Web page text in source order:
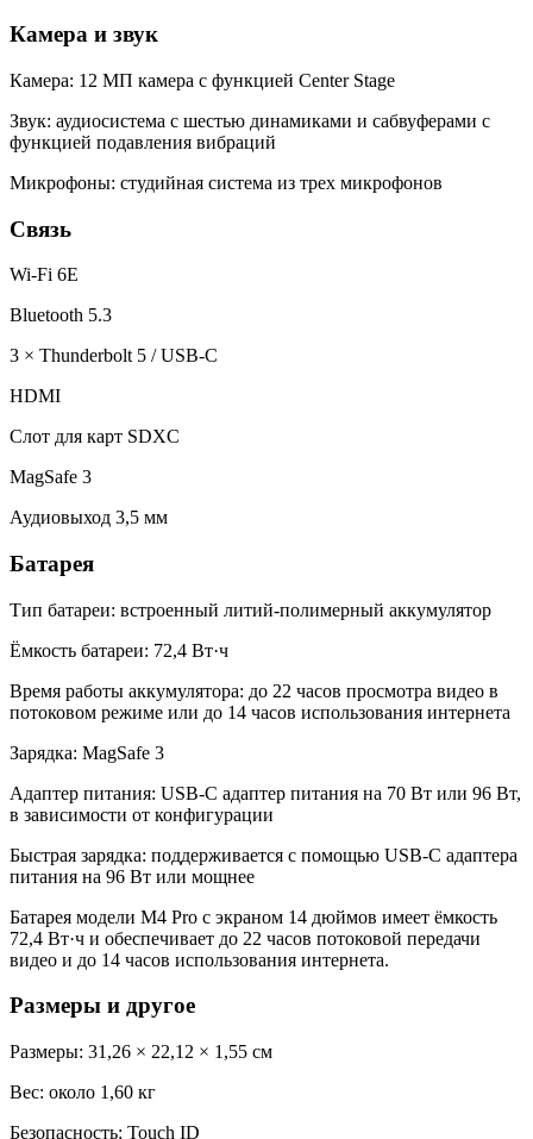
Камера и звук
Камера: 12 МП камера с функцией Center Stage
Звук: аудиосистема с шестью динамиками и сабвуферами с
функцией подавления вибраций
Микрофоны: студийная система из трех микрофонов
Связь
Wi-Fi 6E
Bluetooth 5.3
3 × Thunderbolt 5 / USB-C
HDMI
Слот для карт SDXC
MagSafe 3
Аудиовыход 3,5 мм
Батарея
Тип батареи: встроенный литий-полимерный аккумулятор
Ёмкость батареи: 72,4 Вт·ч
Время работы аккумулятора: до 22 часов просмотра видео в
потоковом режиме или до 14 часов использования интернета
Зарядка: MagSafe 3
Адаптер питания: USB-C адаптер питания на 70 Вт или 96 Вт,
в зависимости от конфигурации
Быстрая зарядка: поддерживается с помощью USB-C адаптера
питания на 96 Вт или мощнее
Батарея модели M4 Pro с экраном 14 дюймов имеет ёмкость
72,4 Вт·ч и обеспечивает до 22 часов потоковой передачи
видео и до 14 часов использования интернета.
Размеры и другое
Размеры: 31,26 × 22,12 × 1,55 см
Вес: около 1,60 кг
Безопасность: Touch ID